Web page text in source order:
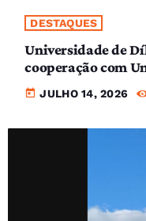
DESTAQUES
Universidade de
cooperação com
today JULHO 14, 2026